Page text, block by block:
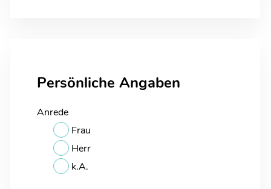
Persönliche Angaben
Anrede
Frau
Herr
k.A.